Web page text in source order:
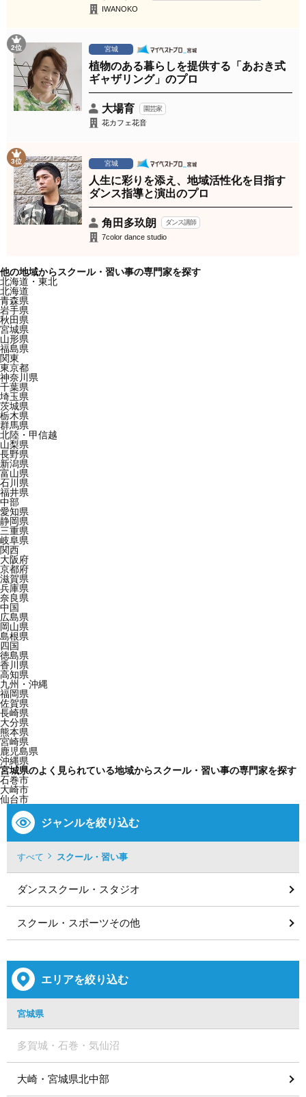
IWANOKO
2位 宮城
植物のある暮らしを提供する「あおき式
ギャザリング」のプロ
大場育 園芸家
花カフェ花音
3位 宮城
人生に彩りを添え、地域活性化を目指す
ダンス指導と演出のプロ
角田多玖朗 ダンス講師
7color dance studio
他の地域からスクール・習い事の専門家を探す
北海道・東北
北海道
青森県
岩手県
秋田県
宮城県
山形県
福島県
関東
東京都
神奈川県
千葉県
埼玉県
茨城県
栃木県
群馬県
北陸・甲信越
山梨県
長野県
新潟県
富山県
石川県
福井県
中部
愛知県
静岡県
三重県
岐阜県
関西
大阪府
京都府
滋賀県
兵庫県
奈良県
中国
広島県
岡山県
島根県
四国
徳島県
香川県
高知県
九州・沖縄
福岡県
佐賀県
長崎県
大分県
熊本県
宮崎県
鹿児島県
沖縄県
宮城県のよく見られている地域からスクール・習い事の専門家を探す
石巻市
大崎市
仙台市
ジャンルを絞り込む
すべて スクール・習い事
ダンススクール・スタジオ
スクール・スポーツその他
エリアを絞り込む
宮城県
多賀城・石巻・気仙沼
大崎・宮城県北中部